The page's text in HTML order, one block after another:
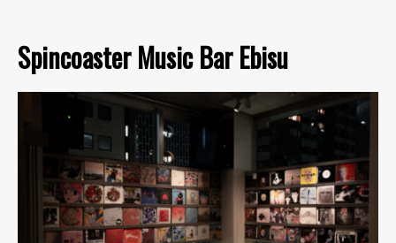
Spincoaster Music Bar Ebisu